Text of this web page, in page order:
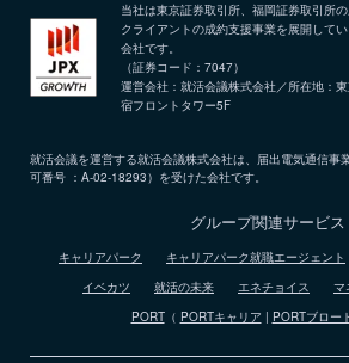
当社は東京証券取引所、福岡証券取引所
クライアントの成約支援事業を展開して
会社です。
（証券コード：7047）
運営会社：就活会議株式会社／所在地：
宿フロントタワー5F
就活会議を運営する就活会議株式会社は、届出電気通信事
可番号 ：A-02-18293）を受けた会社です。